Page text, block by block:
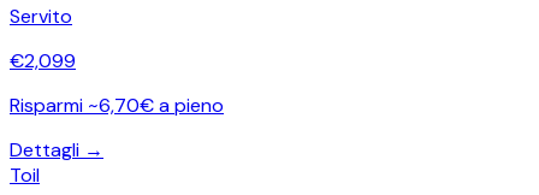
Servito
€2,099
Risparmi ~6,70€ a pieno
Dettagli →
Toil